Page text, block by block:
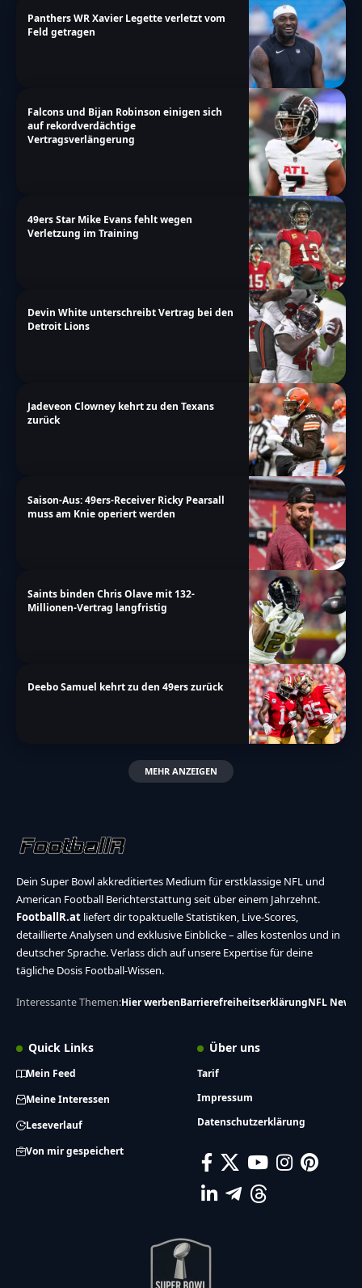
Panthers WR Xavier Legette verletzt vom
Feld getragen
Falcons und Bijan Robinson einigen sich
auf rekordverdächtige
Vertragsverlängerung
49ers Star Mike Evans fehlt wegen
Verletzung im Training
Devin White unterschreibt Vertrag bei den
Detroit Lions
Jadeveon Clowney kehrt zu den Texans
zurück
Saison-Aus: 49ers-Receiver Ricky Pearsall
muss am Knie operiert werden
Saints binden Chris Olave mit 132-
Millionen-Vertrag langfristig
Deebo Samuel kehrt zu den 49ers zurück
MEHR ANZEIGEN
Dein Super Bowl akkreditiertes Medium für erstklassige NFL und
American Football Berichterstattung seit über einem Jahrzehnt.
FootballR.at liefert dir topaktuelle Statistiken, Live-Scores,
detaillierte Analysen und exklusive Einblicke – alles kostenlos und in
deutscher Sprache. Verlass dich auf unsere Expertise für deine
tägliche Dosis Football-Wissen.
Interessante Themen:Hier werbenBarrierefreiheitserklärungNFL News
Quick Links
Mein Feed
Meine Interessen
Leseverlauf
Von mir gespeichert
Über uns
Tarif
Impressum
Datenschutzerklärung